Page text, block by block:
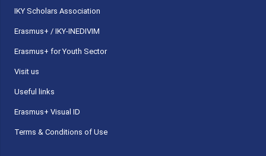
ΙΚΥ Scholars Association
Erasmus+ / IKY-INEDIVIM
Erasmus+ for Youth Sector
Visit us
Useful links
Erasmus+ Visual ID
Terms & Conditions of Use